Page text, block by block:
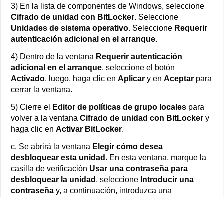
3) En la lista de componentes de Windows, seleccione
Cifrado de unidad con BitLocker. Seleccione
Unidades de sistema operativo. Seleccione Requerir
autenticación adicional en el arranque.
4) Dentro de la ventana Requerir autenticación
adicional en el arranque, seleccione el botón
Activado, luego, haga clic enAplicar y enAceptar para
cerrar la ventana.
5) Cierre el Editor de políticas de grupo locales para
volver a la ventanaCifrado de unidad con BitLocker y
haga clic enActivar BitLocker.
c. Se abrirá la ventana Elegir cómo desea
desbloquear esta unidad . En esta ventana, marque la
casilla de verificación Usar una contraseña para
desbloquear la unidad , seleccione Introducir una
contraseña y, a continuación, introduzca una